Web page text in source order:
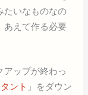
たいなものなの
あえて作る必要
アップが終わっ
ント 」をダウン